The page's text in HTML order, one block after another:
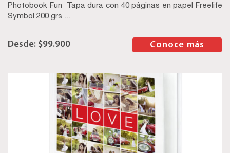
Photobook Fun Tapa dura con 40 páginas en papel Freelife
Symbol 200 grs ...
$99.900 Conoce más